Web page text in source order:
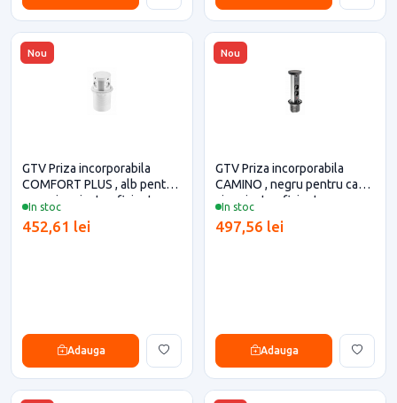
Nou
In stoc
GTV Priza incorporabila
COMFORT PLUS , alb pentru
casa si proiecte eficiente
452,61 lei
Adauga
Nou
In stoc
GTV Priza incorporabila
CAMINO , negru pentru casa
si proiecte eficiente
497,56 lei
Adauga